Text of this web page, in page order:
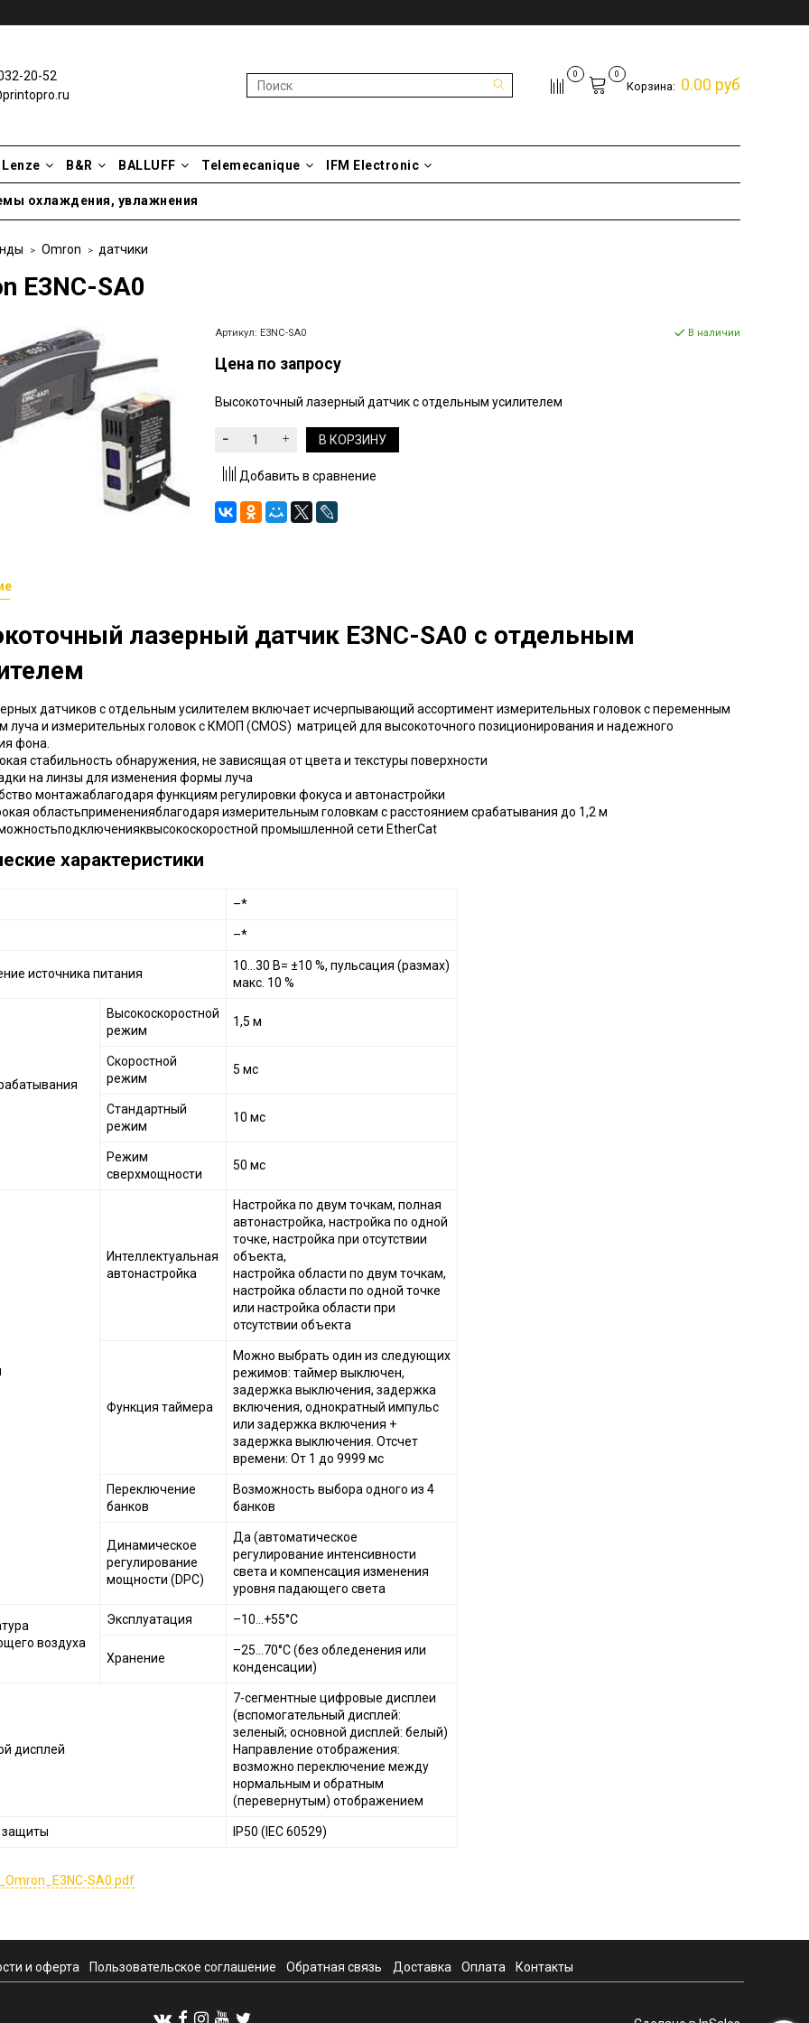
20-52
0 0
Корзина: 0.00 руб
Lenze B&R BALLUFF Telemecanique IFM Electronic
охлаждения, увлажнения
Omron датчики
E3NC-SA0
Артикул: E3NC-SA0 В наличии
Цена по запросу
Высокоточный лазерный датчик с отдельным усилителем
В КОРЗИНУ
Добавить в сравнение
лазерный датчик E3NC-SA0 с отдельным
датчиков с отдельным усилителем включает исчерпывающий ассортимент измерительных головок с переменным
луча и измерительных головок с КМОП (CMOS) матрицей для высокоточного позиционирования и надежного
фона.
стабильность обнаружения, не зависящая от цвета и текстуры поверхности
на линзы для изменения формы луча
монтажаблагодаря функциям регулировки фокуса и автонастройки
областьпримененияблагодаря измерительным головкам с расстоянием срабатывания до 1,2 м
промышленной сети EtherCat
характеристики
–*
–*
источника питания
10...30 В= ±10 %, пульсация (размах)
макс. 10 %
Высокоскоростной
режим
1,5 м
Скоростной
режим
5 мс
Стандартный
режим
10 мс
Режим
сверхмощности
50 мс
Интеллектуальная
автонастройка
Настройка по двум точкам, полная
автонастройка, настройка по одной
точке, настройка при отсутствии
объекта,
настройка области по двум точкам,
настройка области по одной точке
или настройка области при
отсутствии объекта
Функция таймера
Можно выбрать один из следующих
режимов: таймер выключен,
задержка выключения, задержка
включения, однократный импульс
или задержка включения +
задержка выключения. Отсчет
времени: От 1 до 9999 мс
Переключение
банков
Возможность выбора одного из 4
банков
Динамическое
регулирование
мощности (DPC)
Да (автоматическое
регулирование интенсивности
света и компенсация изменения
уровня падающего света
воздуха
Эксплуатация –10...+55°C
Хранение
–25...70°C (без обледенения или
конденсации)
дисплей
7-сегментные цифровые дисплеи
(вспомогательный дисплей:
зеленый; основной дисплей: белый)
Направление отображения:
возможно переключение между
нормальным и обратным
(перевернутым) отображением
защиты IP50 (IEC 60529)
SA0.pdf
и оферта Пользовательское соглашение Обратная связь Доставка Оплата Контакты